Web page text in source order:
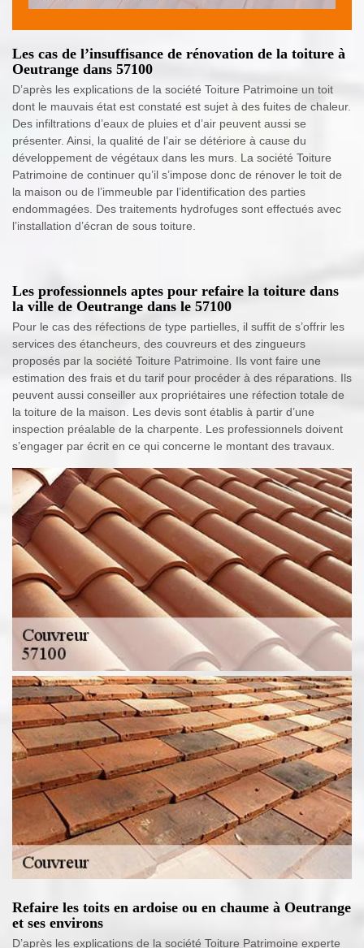
Les cas de l’insuffisance de rénovation de la toiture à
Oeutrange dans 57100
D’après les explications de la société Toiture Patrimoine un toit
dont le mauvais état est constaté est sujet à des fuites de chaleur.
Des infiltrations d’eaux de pluies et d’air peuvent aussi se
présenter. Ainsi, la qualité de l’air se détériore à cause du
développement de végétaux dans les murs. La société Toiture
Patrimoine de continuer qu’il s’impose donc de rénover le toit de
la maison ou de l’immeuble par l’identification des parties
endommagées. Des traitements hydrofuges sont effectués avec
l’installation d’écran de sous toiture.
Les professionnels aptes pour refaire la toiture dans
la ville de Oeutrange dans le 57100
Pour le cas des réfections de type partielles, il suffit de s’offrir les
services des étancheurs, des couvreurs et des zingueurs
proposés par la société Toiture Patrimoine. Ils vont faire une
estimation des frais et du tarif pour procéder à des réparations. Ils
peuvent aussi conseiller aux propriétaires une réfection totale de
la toiture de la maison. Les devis sont établis à partir d’une
inspection préalable de la charpente. Les professionnels doivent
s’engager par écrit en ce qui concerne le montant des travaux.
Refaire les toits en ardoise ou en chaume à Oeutrange
et ses environs
D’après les explications de la société Toiture Patrimoine experte